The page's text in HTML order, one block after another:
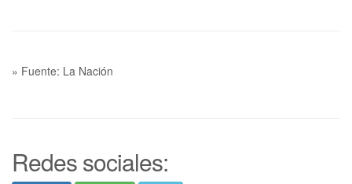
» Fuente: La Nación
Redes sociales: